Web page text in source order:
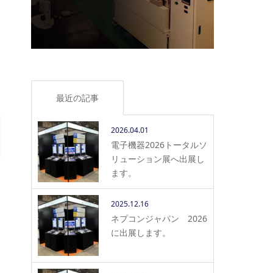
最近の記事
2026.04.01
電子機器2026トータルソ
リューション展へ出展し
ます。
2025.12.16
ネプコンジャパン 2026
に出展します。